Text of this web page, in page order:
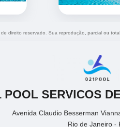
direito reservado. Sua reprodução, parcial ou
POOL SERVICOS
Avenida Claudio Besserman
Rio de Janeiro -